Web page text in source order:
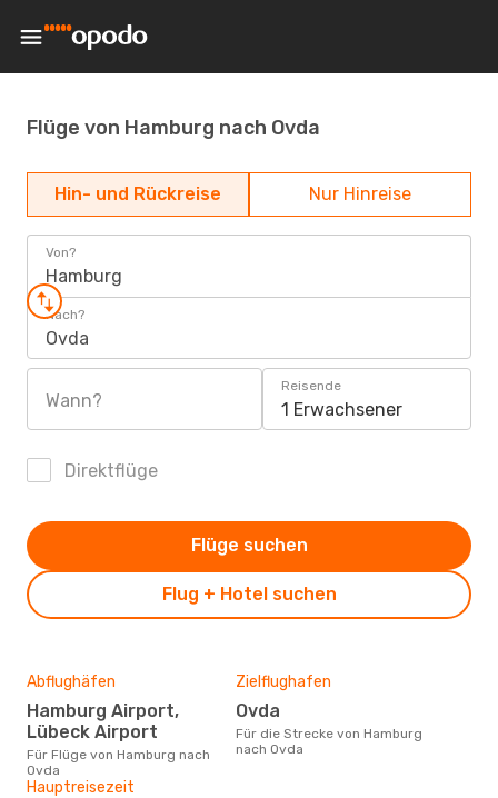
Flüge von Hamburg nach Ovda
Hin- und Rückreise Nur Hinreise
Von?
Hamburg
Nach?
Ovda
Wann?
Reisende
1 Erwachsener
Direktflüge
Flug + Hotel suchen
Flüge suchen
Abflughäfen
Hamburg Airport,
Lübeck Airport
Für Flüge von Hamburg nach
Ovda
Zielflughafen
Ovda
Für die Strecke von Hamburg
nach Ovda
Hauptreisezeit